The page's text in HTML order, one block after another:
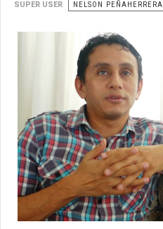
SUPER USER NELSON PEÑAHERRERA